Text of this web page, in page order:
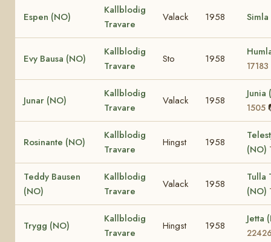
Espen (NO)
Kallblodig
Travare
Valack 1958
Evy Bausa (NO)
Kallblodig
Travare
Sto 1958
17183
Junar (NO)
Kallblodig
Travare
Valack 1958
1505
Rosinante (NO)
Kallblodig
Travare
Hingst 1958
(NO)
Teddy Bausen
(NO)
Kallblodig
Travare
Valack 1958
Tulla
(NO)
Trygg (NO)
Kallblodig
Travare
Hingst 1958
Jetta